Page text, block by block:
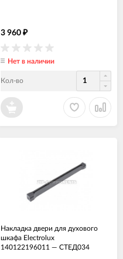
3 960 ₽
Нет в наличии
Кол-во
Накладка двери для духового
шкафа Electrolux
140122196011 — СТЕД034